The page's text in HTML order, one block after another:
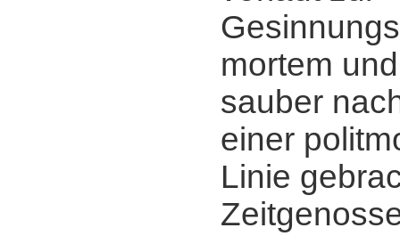
mortem
sauber
einer
Linie